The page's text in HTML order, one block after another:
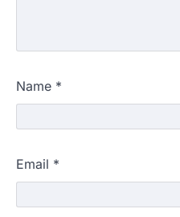
Name *
Email *